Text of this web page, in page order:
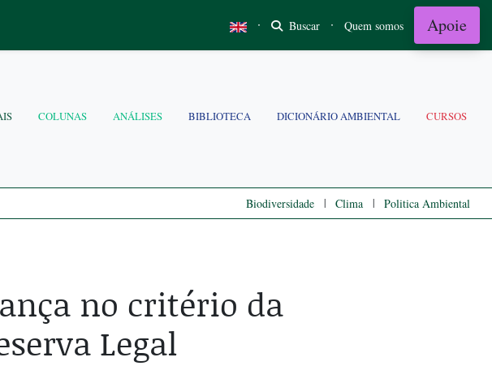
· Buscar · Quem somos Apoie
COLUNAS ANÁLISES BIBLIOTECA DICIONÁRIO AMBIENTAL CURSOS
Biodiversidade | Clima | Politica Ambiental
no critério da
Legal